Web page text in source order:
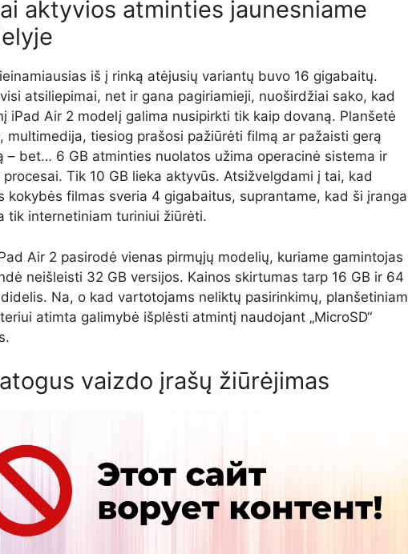
aktyvios atminties jaunesniame
iš į rinką atėjusių variantų buvo 16 gigabaitų.
atsiliepimai, net ir gana pagiriamieji, nuoširdžiai sako, kad
iPad Air 2 modelį galima nusipirkti tik kaip dovaną. Planšetė
multimedija, tiesiog prašosi pažiūrėti filmą ar pažaisti gerą
– bet… 6 GB atminties nuolatos užima operacinė sistema ir
Tik 10 GB lieka aktyvūs. Atsižvelgdami į tai, kad
kokybės filmas sveria 4 gigabaitus, suprantame, kad ši įranga
tik internetiniam turiniui žiūrėti.
Air 2 pasirodė vienas pirmųjų modelių, kuriame gamintojas
neišleisti 32 GB versijos. Kainos skirtumas tarp 16 GB ir 64
Na, o kad vartotojams neliktų pasirinkimų, planšetiniam
atimta galimybė išplėsti atmintį naudojant „MicroSD“
vaizdo įrašų žiūrėjimas